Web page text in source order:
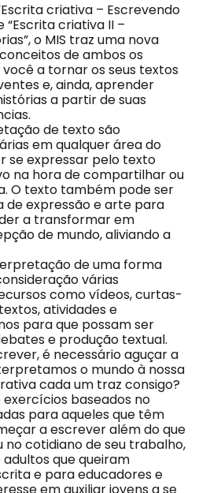
criativa – Escrevendo
“Escrita criativa II –
o MIS traz uma nova
de ambos os
a tornar os seus textos
e, ainda, aprender
a partir de suas
de texto são
em qualquer área do
se expressar pelo texto
na hora de compartilhar ou
O texto também pode ser
de expressão e arte para
a transformar em
de mundo, aliviando a
de uma forma
várias
como vídeos, curtas-
atividades e
para que possam ser
e produção textual.
é necessário aguçar a
o mundo à nossa
cada um traz consigo?
baseados no
para aqueles que têm
a escrever além do que
no cotidiano de seu trabalho,
que queiram
e para educadores e